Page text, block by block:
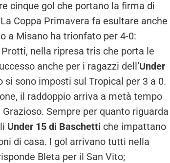
cinque gol che portano la firma di
Coppa Primavera fa esultare anche
a Misano ha trionfato per 4-0:
nella ripresa tris che porta le
anche per i ragazzi dell’Under
sono imposti sul Tropical per 3 a 0.
il raddoppio arriva a metà tempo
Sempre per quanto riguarda
Under 15 di Baschetti che impattano
di casa. I gol arrivano tutti nella
Bleta per il San Vito;